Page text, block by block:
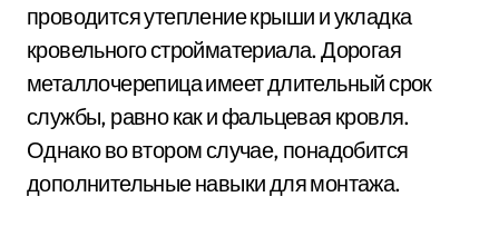
проводится утепление крыши и укладка
кровельного стройматериала. Дорогая
металлочерепица имеет длительный срок
службы, равно как и фальцевая кровля.
Однако во втором случае, понадобится
дополнительные навыки для монтажа.